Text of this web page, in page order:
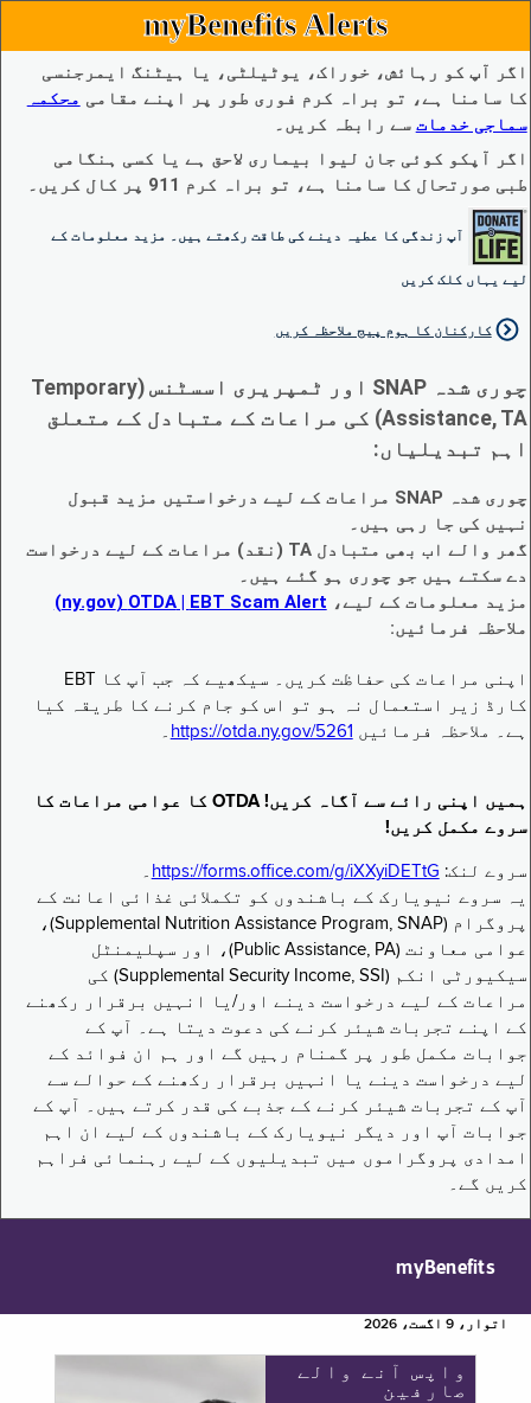
myBenefits Alerts
اگر آپ کو رہائش، خوراک، یوٹیلٹی، یا ہیٹنگ ایمرجنسی
کا سامنا ہے، تو براہ کرم فوری طور پر اپنے مقامی محکمہ
سماجی خدمات سے رابطہ کریں۔
اگر آپکو کوئی جان لیوا بیماری لاحق ہے یا کسی ہنگامی
طبی صورتحال کا سامنا ہے، تو براہ کرم 911 پر کال کریں۔
آپ زندگی کا عطیہ دینے کی طاقت رکھتے ہیں۔ مزید معلومات کے
لیے یہاں کلک کریں
کارکنان کا ہوم پیج ملاحظہ کریں
چوری شدہ SNAP اور ٹمپریری اسسٹنس (Temporary
Assistance, TA) کی مراعات کے متبادل کے متعلق
اہم تبدیلیاں:
چوری شدہ SNAP مراعات کے لیے درخواستیں مزید قبول
نہیں کی جا رہی ہیں۔
گھر والے اب بھی متبادل TA (نقد) مراعات کے لیے درخواست
دے سکتے ہیں جو چوری ہو گئے ہیں۔
مزید معلومات کے لیے، EBT Scam Alert ‏| OTDA ‏(ny.gov)
ملاحظہ فرمائیں:
اپنی مراعات کی حفاظت کریں۔ سیکھیے کہ جب آپ کا EBT
کارڈ زیر استعمال نہ ہو تو اس کو جام کرنے کا طریقہ کیا
ہے۔ ملاحظہ فرمائیں https://otda.ny.gov/5261 ۔
ہمیں اپنی رائے سے آگاہ کریں! OTDA کا عوامی مراعات کا
سروے مکمل کریں!
سروے لنک: https://forms.office.com/g/iXXyiDETtG ۔
یہ سروے نیویارک کے باشندوں کو تکملائی غذائی اعانت کے
پروگرام (Supplemental Nutrition Assistance Program, SNAP)،
عوامی معاونت (Public Assistance, PA)، اور سپلیمنٹل
سیکیورٹی انکم (Supplemental Security Income, SSI) کی
مراعات کے لیے درخواست دینے اور/یا انہیں برقرار رکھنے
کے اپنے تجربات شیئر کرنے کی دعوت دیتا ہے۔ آپ کے
جوابات مکمل طور پر گمنام رہیں گے اور ہم ان فوائد کے
لیے درخواست دینے یا انہیں برقرار رکھنے کے حوالے سے
آپ کے تجربات شیئر کرنے کے جذبے کی قدر کرتے ہیں۔ آپ کے
جوابات آپ اور دیگر نیویارک کے باشندوں کے لیے ان اہم
امدادی پروگراموں میں تبدیلیوں کے لیے رہنمائی فراہم
کریں گے۔
myBenefits
اتوار، 9 اگست، 2026
واپس آنے والے
صارفین